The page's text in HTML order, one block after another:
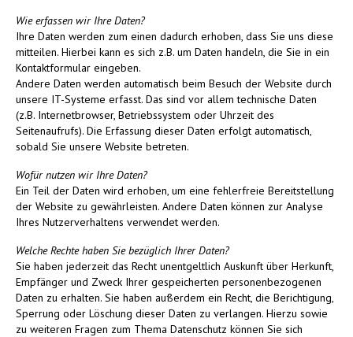
Wie erfassen wir Ihre Daten?
Ihre Daten werden zum einen dadurch erhoben, dass Sie uns diese
mitteilen. Hierbei kann es sich z.B. um Daten handeln, die Sie in ein
Kontaktformular eingeben.
Andere Daten werden automatisch beim Besuch der Website durch
unsere IT-Systeme erfasst. Das sind vor allem technische Daten
(z.B. Internetbrowser, Betriebssystem oder Uhrzeit des
Seitenaufrufs). Die Erfassung dieser Daten erfolgt automatisch,
sobald Sie unsere Website betreten.
Wofür nutzen wir Ihre Daten?
Ein Teil der Daten wird erhoben, um eine fehlerfreie Bereitstellung
der Website zu gewährleisten. Andere Daten können zur Analyse
Ihres Nutzerverhaltens verwendet werden.
Welche Rechte haben Sie bezüglich Ihrer Daten?
Sie haben jederzeit das Recht unentgeltlich Auskunft über Herkunft,
Empfänger und Zweck Ihrer gespeicherten personenbezogenen
Daten zu erhalten. Sie haben außerdem ein Recht, die Berichtigung,
Sperrung oder Löschung dieser Daten zu verlangen. Hierzu sowie
zu weiteren Fragen zum Thema Datenschutz können Sie sich